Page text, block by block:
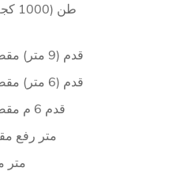
30 قدم (9 متر) مقصية كهربائية
20 قدم (6 متر) مقصية كهربائية
19 قدم 6 م مقصية كهربائية
12 متر رفع
2